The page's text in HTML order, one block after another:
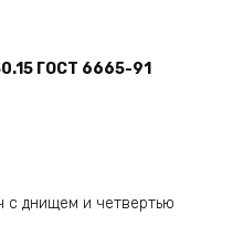
ГОСТ 6665-91